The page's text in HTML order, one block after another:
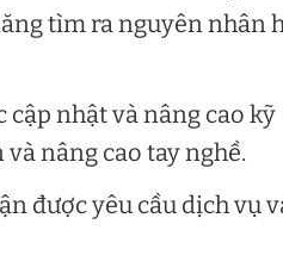
tìm ra nguyên nhân
nhật và nâng cao kỹ
nâng cao tay nghề.
được yêu cầu dịch vụ